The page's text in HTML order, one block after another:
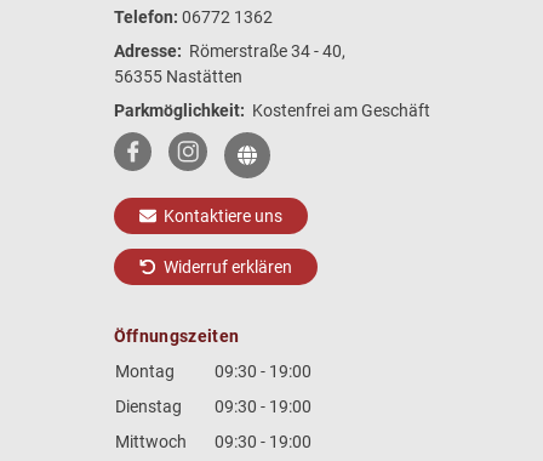
Telefon: 06772 1362
Adresse: Römerstraße 34 - 40,
56355 Nastätten
Parkmöglichkeit: Kostenfrei am Geschäft
Kontaktiere uns
Widerruf erklären
Öffnungszeiten
Montag
09:30 - 19:00
Dienstag
09:30 - 19:00
Mittwoch
09:30 - 19:00